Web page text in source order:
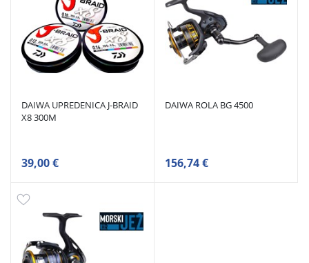
DAIWA UPREDENICA J-BRAID
X8 300M
39,00 €
DAIWA ROLA BG 4500
156,74 €